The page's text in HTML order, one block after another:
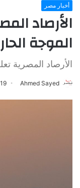
أخبار مصر
الأرصاد
الموجة
الأرصاد المصرية
Ahmed Sayed 19 مايو، 2020